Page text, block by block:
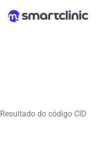
Resultado do código CID